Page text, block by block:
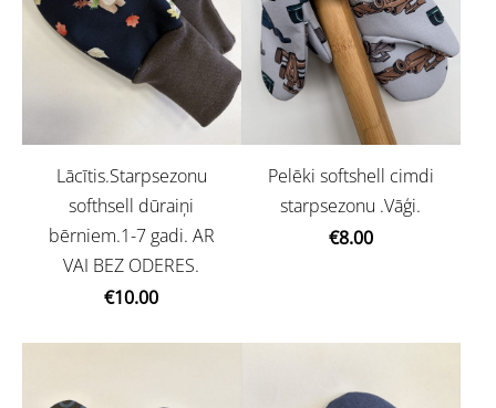
Lācītis.Starpsezonu
softhsell dūraiņi
bērniem.1-7 gadi. AR
VAI BEZ ODERES.
€10.00
Pelēki softshell cimdi
starpsezonu .Vāģi.
€8.00